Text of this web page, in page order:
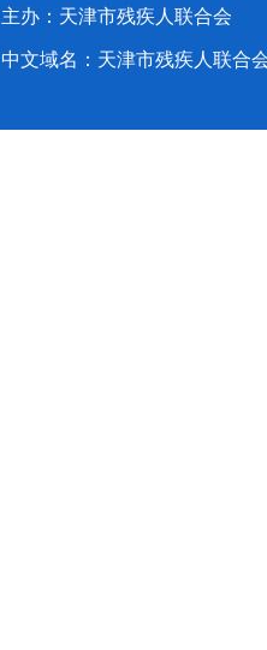
主办：天津市残疾人联合会
中文域名：天津市残疾人